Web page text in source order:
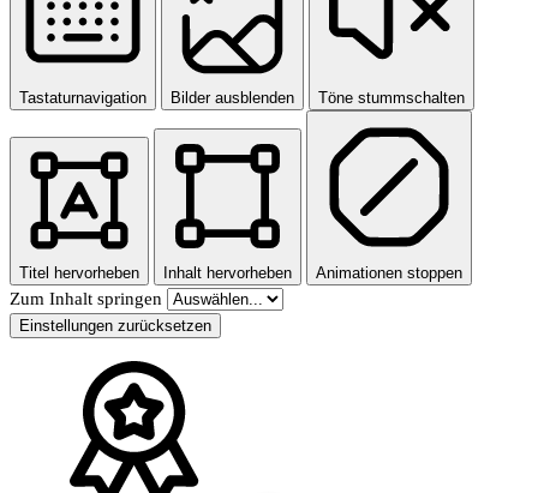
Tastaturnavigation Bilder ausblenden Töne stummschalten
Titel hervorheben Inhalt hervorheben Animationen stoppen
Zum Inhalt springen
Einstellungen zurücksetzen